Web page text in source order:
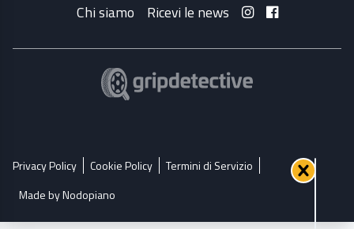
Chi siamo Ricevi le news
Privacy Policy Cookie Policy
Termini di Servizio
Made by Nodopiano